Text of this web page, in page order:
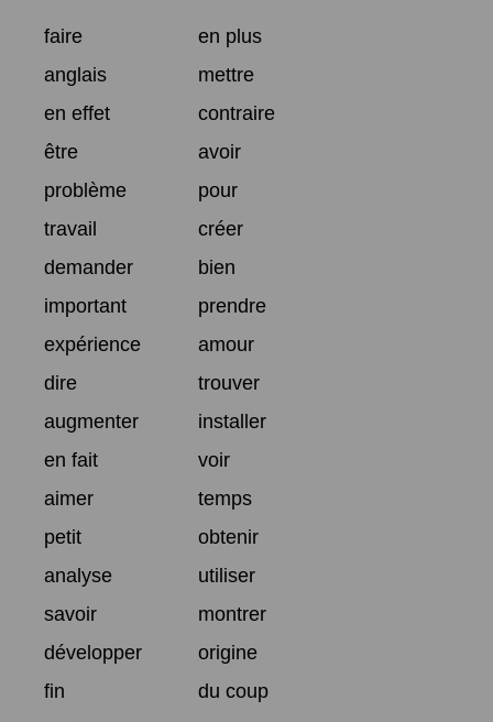
faire
en plus
anglais
mettre
en effet
contraire
être
avoir
problème
pour
travail
créer
demander
bien
important
prendre
expérience
amour
dire
trouver
augmenter
installer
en fait
voir
aimer
temps
petit
obtenir
analyse
utiliser
savoir
montrer
développer
origine
fin
du coup